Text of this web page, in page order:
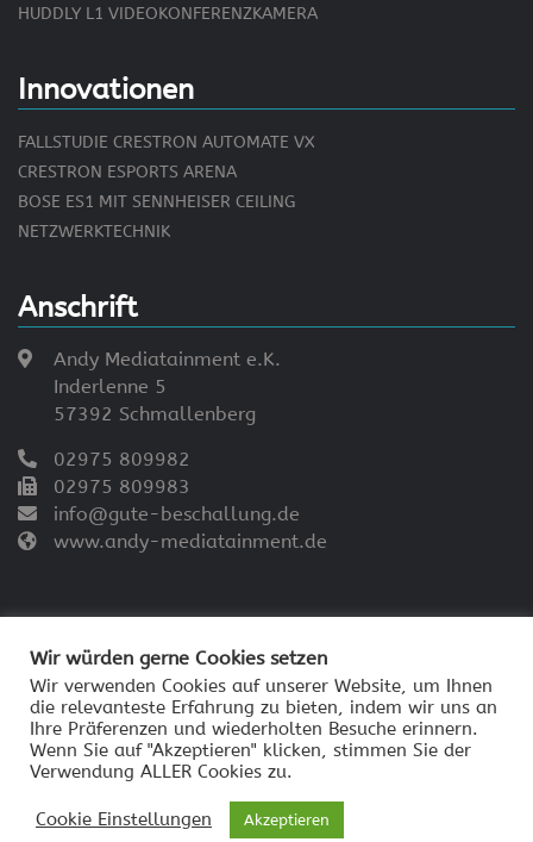
Anschrift
Andy Mediatainment e.K.
Inderlenne 5
57392 Schmallenberg
02975 809982
02975 809983
info@gute-beschallung.de
www.andy-mediatainment.de
Innovationen
HUDDLY L1 VIDEOKONFERENZKAMERA
FALLSTUDIE CRESTRON AUTOMATE VX
CRESTRON ESPORTS ARENA
BOSE ES1 MIT SENNHEISER CEILING
NETZWERKTECHNIK
© 2026 - Andy Mediatainment
Impressum
AGB Andy Mediatainment
Wir würden gerne Cookies setzen
Wir verwenden Cookies auf unserer Website, um Ihnen
die relevanteste Erfahrung zu bieten, indem wir uns an
Ihre Präferenzen und wiederholten Besuche erinnern.
Wenn Sie auf "Akzeptieren" klicken, stimmen Sie der
Verwendung ALLER Cookies zu.
Cookie Einstellungen Akzeptieren